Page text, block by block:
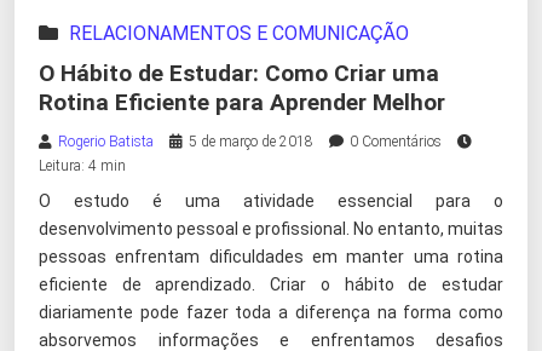
RELACIONAMENTOS E COMUNICAÇÃO
O Hábito de Estudar: Como Criar uma
Rotina Eficiente para Aprender Melhor
Rogerio Batista 5 de março de 2018
0 Comentários
Leitura: 4 min
O estudo é uma atividade essencial para o
desenvolvimento pessoal e profissional. No entanto, muitas
pessoas enfrentam dificuldades em manter uma rotina
eficiente de aprendizado. Criar o hábito de estudar
diariamente pode fazer toda a diferença na forma como
absorvemos informações e enfrentamos desafios